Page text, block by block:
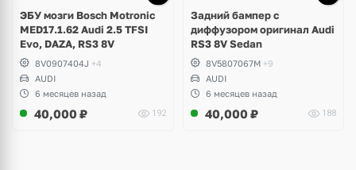
ЭБУ мозги Bosch Motronic
MED17.1.62 Audi 2.5 TFSI
Evo, DAZA, RS3 8V
8V0907404J +4
AUDI
6 месяцев назад
40,000 ₽ 192
Задний бампер с
диффузором оригинал Audi
RS3 8V Sedan
8V5807067M +9
AUDI
6 месяцев назад
40,000 ₽ 188